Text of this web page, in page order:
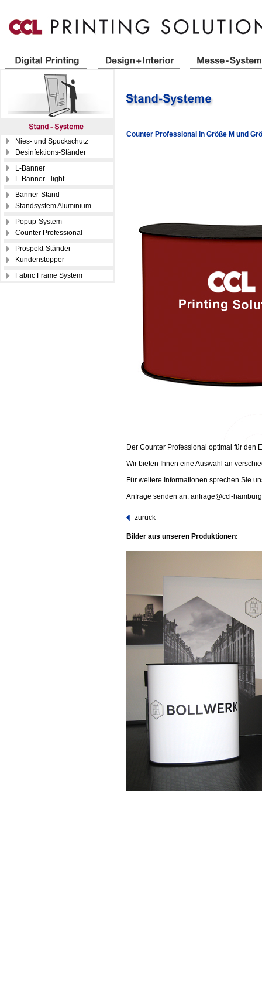
Nies- und Spuckschutz
Desinfektions-Ständer
L-Banner
L-Banner - light
Banner-Stand
Standsystem Aluminium
Popup-System
Counter Professional
Prospekt-Ständer
Kundenstopper
Fabric Frame System
Counter Professional in Größe M und
Der Counter Professional optimal für den
Wir bieten Ihnen eine Auswahl an
Für weitere Informationen sprechen Sie
Anfrage senden an: anfrage@ccl-
zurück
Bilder aus unseren Produktionen: